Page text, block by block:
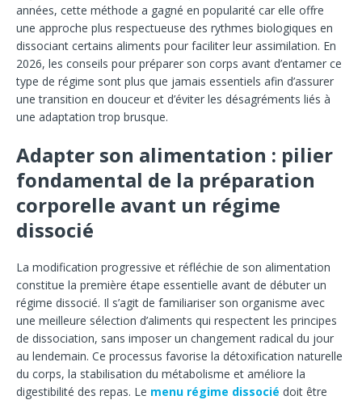
années, cette méthode a gagné en popularité car elle offre
une approche plus respectueuse des rythmes biologiques en
dissociant certains aliments pour faciliter leur assimilation. En
2026, les conseils pour préparer son corps avant d’entamer ce
type de régime sont plus que jamais essentiels afin d’assurer
une transition en douceur et d’éviter les désagréments liés à
une adaptation trop brusque.
Adapter son alimentation : pilier
fondamental de la préparation
corporelle avant un régime
dissocié
La modification progressive et réfléchie de son alimentation
constitue la première étape essentielle avant de débuter un
régime dissocié. Il s’agit de familiariser son organisme avec
une meilleure sélection d’aliments qui respectent les principes
de dissociation, sans imposer un changement radical du jour
au lendemain. Ce processus favorise la détoxification naturelle
du corps, la stabilisation du métabolisme et améliore la
digestibilité des repas. Le menu régime dissocié doit être